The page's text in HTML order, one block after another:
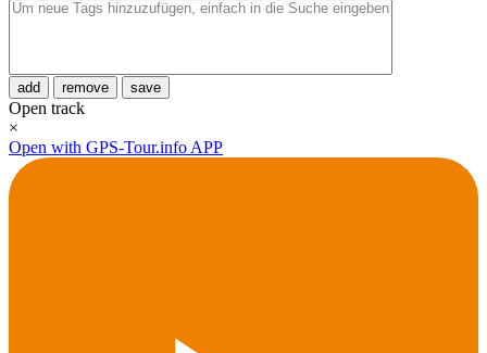
add remove save
Open track
×
Open with GPS-Tour.info APP